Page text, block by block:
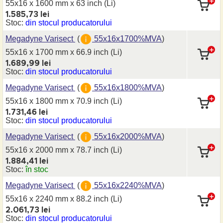
55x16 x 1600 mm x 63 inch (Li)
1.585,73 lei
Stoc: din stocul producatorului
Megadyne Varisect ( 55x16x1700%MVA)
55x16 x 1700 mm x 66.9 inch (Li)
1.689,99 lei
Stoc: din stocul producatorului
Megadyne Varisect ( 55x16x1800%MVA)
55x16 x 1800 mm x 70.9 inch (Li)
1.731,46 lei
Stoc: din stocul producatorului
Megadyne Varisect ( 55x16x2000%MVA)
55x16 x 2000 mm x 78.7 inch (Li)
1.884,41 lei
Stoc:în stoc
Megadyne Varisect ( 55x16x2240%MVA)
55x16 x 2240 mm x 88.2 inch (Li)
2.061,73 lei
Stoc: din stocul producatorului